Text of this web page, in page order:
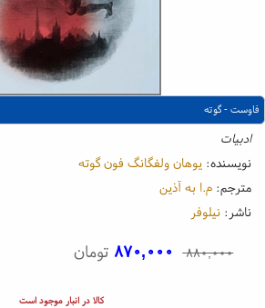
فاوست - گوته
ادبیات
نویسنده: یوهان ولفگانگ فون گوته
مترجم: م.ا به آذین
ناشر: نیلوفر
۸۸۰,۰۰۰ ۸۷۰,۰۰۰ تومان
کالا در انبار موجود است